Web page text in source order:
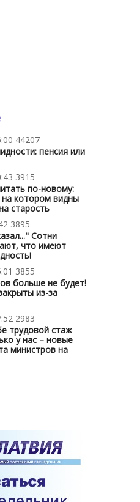
44207
пенсия или
3915
по-новому:
на котором видны
старость
3895
Сотни
что имеют
3855
больше не будет!
из-за
2983
трудовой стаж
у нас – новые
министров на